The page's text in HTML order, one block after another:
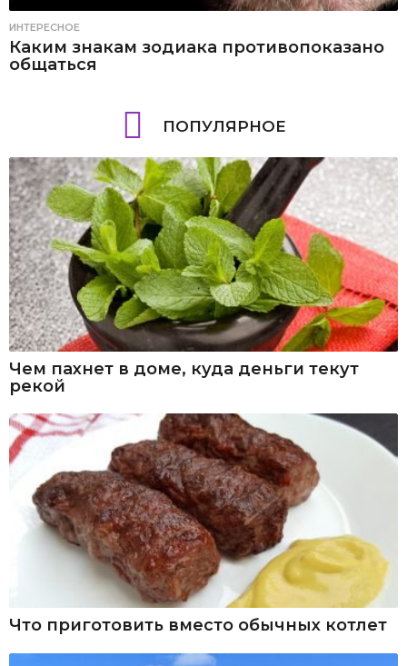
ИНТЕРЕСНОЕ
Каким знакам зодиака противопоказано
общаться
ПОПУЛЯРНОЕ
Чем пахнет в доме, куда деньги текут
рекой
Что приготовить вместо обычных котлет